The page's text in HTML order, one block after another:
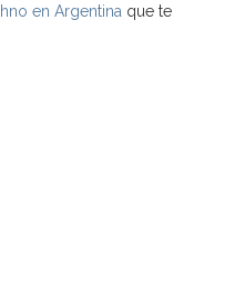
en Argentina que te